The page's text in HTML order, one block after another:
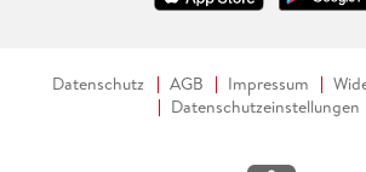
Datenschutz AGB Impressum
Datenschutzeinstellungen